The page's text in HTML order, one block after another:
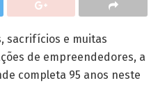
sacrifícios e muitas
de empreendedores, a
completa 95 anos neste